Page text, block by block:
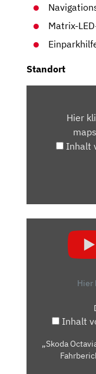
Matrix-
Standort
Hier
Inhalt
BESSER?
FAHRBERICHT
Hier
Inhalt
„Skoda